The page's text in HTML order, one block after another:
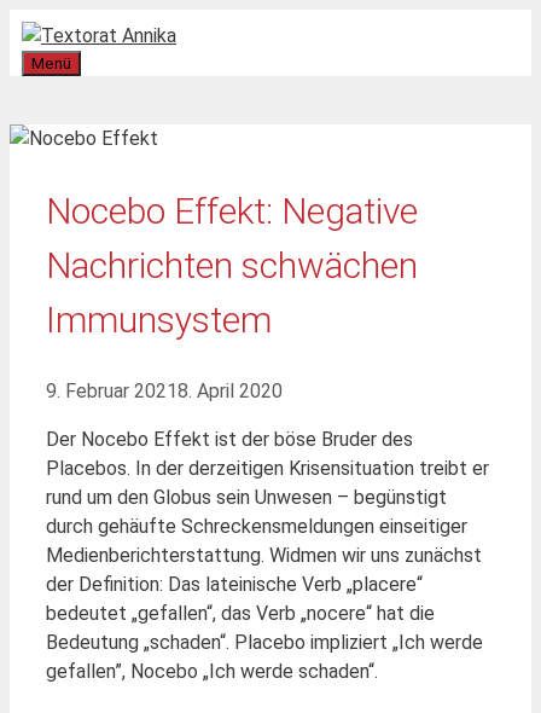
Zum
Inhalt
springen
Menü
Nocebo Effekt: Negative
Nachrichten schwächen
Immunsystem
9. Februar 20218. April 2020
Der Nocebo Effekt ist der böse Bruder des
Placebos. In der derzeitigen Krisensituation treibt er
rund um den Globus sein Unwesen – begünstigt
durch gehäufte Schreckensmeldungen einseitiger
Medienberichterstattung. Widmen wir uns zunächst
der Definition: Das lateinische Verb „placere“
bedeutet „gefallen“, das Verb „nocere“ hat die
Bedeutung „schaden“. Placebo impliziert „Ich werde
gefallen”, Nocebo „Ich werde schaden“.